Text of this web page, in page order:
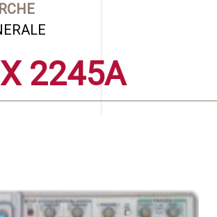
2245A